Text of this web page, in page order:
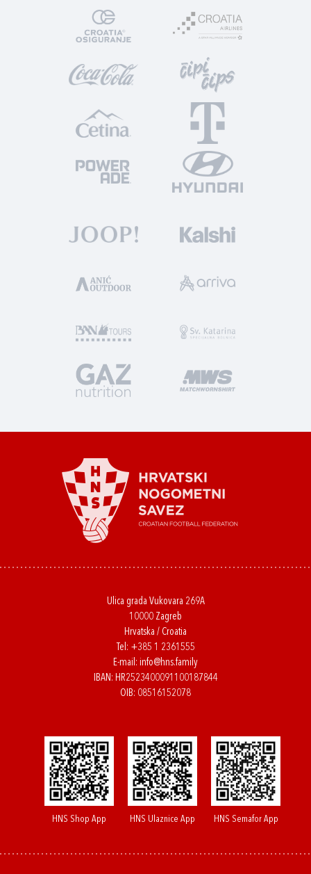
Ulica grada Vukovara 269A
10000 Zagreb
Hrvatska / Croatia
Tel: +385 1 2361555
E-mail: info@hns.family
IBAN: HR2523400091100187844
OIB: 08516152078
HNS Shop App HNS Ulaznice App HNS Semafor App